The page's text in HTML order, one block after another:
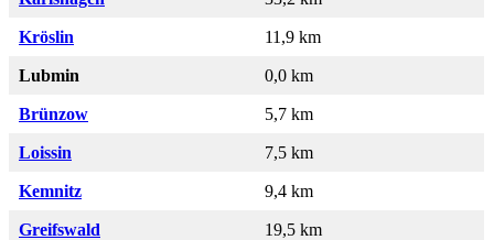
Kröslin 11,9 km
Lubmin 0,0 km
Brünzow 5,7 km
Loissin 7,5 km
Kemnitz 9,4 km
Greifswald 19,5 km